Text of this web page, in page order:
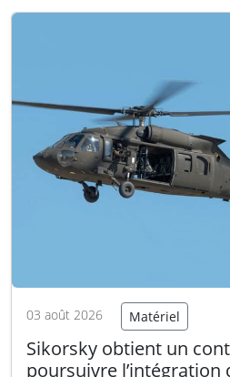
un futur utilisateur du KC-
Lire la suite
03 août 2026 Matériel
Sikorsky obtient un
poursuivre l’intégration